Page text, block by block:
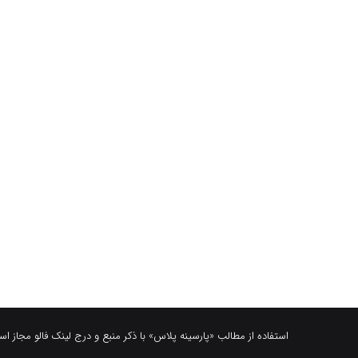
استفاده از مطالب «پارسینه پلاس» با ذکر منبع و درج لینک فالو مجاز